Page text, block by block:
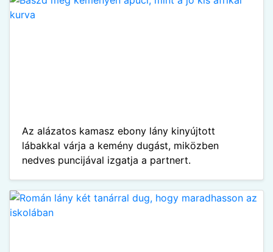
Az alázatos kamasz ebony lány kinyújtott
lábakkal várja a kemény dugást, miközben
nedves puncijával izgatja a partnert.